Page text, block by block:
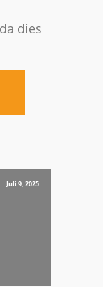
dies
Juli 9, 2025